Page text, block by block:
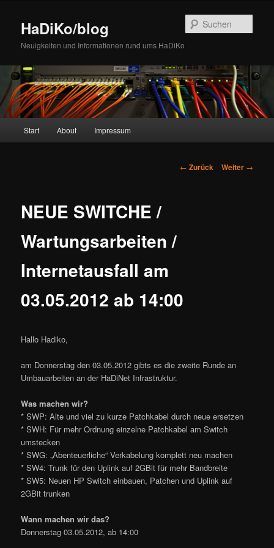
wechselnHaDiKo/blog
Neuigkeiten und Informationen rund ums HaDiKo
Start About Impressum
Beitrags-
← Zurück Weiter →
NEUE SWITCHE /
Wartungsarbeiten /
Internetausfall am
03.05.2012 ab 14:00
Hallo Hadiko,
am Donnerstag den 03.05.2012 gibts es die zweite Runde an
Umbauarbeiten an der HaDiNet Infrastruktur.
Was machen wir?
* SWP: Alte und viel zu kurze Patchkabel durch neue ersetzen
* SWH: Für mehr Ordnung einzelne Patchkabel am Switch
umstecken
* SWG: „Abenteuerliche“ Verkabelung komplett neu machen
* SW4: Trunk für den Uplink auf 2GBit für mehr Bandbreite
* SW5: Neuen HP Switch einbauen, Patchen und Uplink auf
2GBit trunken
Wann machen wir das?
Donnerstag 03.05.2012, ab 14:00